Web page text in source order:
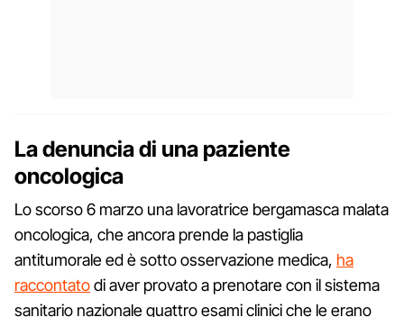
La denuncia di una paziente
oncologica
Lo scorso 6 marzo una lavoratrice bergamasca malata
oncologica, che ancora prende la pastiglia
antitumorale ed è sotto osservazione medica, ha
raccontatodi aver provato a prenotare con il sistema
sanitario nazionale quattro esami clinici che le erano